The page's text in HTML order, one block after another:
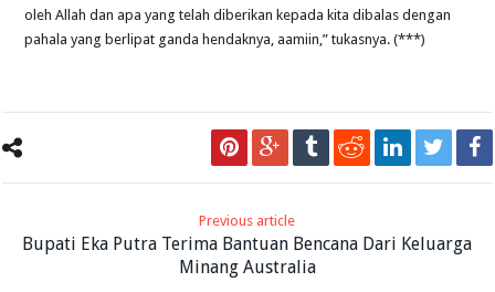
oleh Allah dan apa yang telah diberikan kepada kita dibalas dengan
pahala yang berlipat ganda hendaknya, aamiin,” tukasnya. (***)
Previous article
Bupati Eka Putra Terima Bantuan Bencana Dari Keluarga
Minang Australia